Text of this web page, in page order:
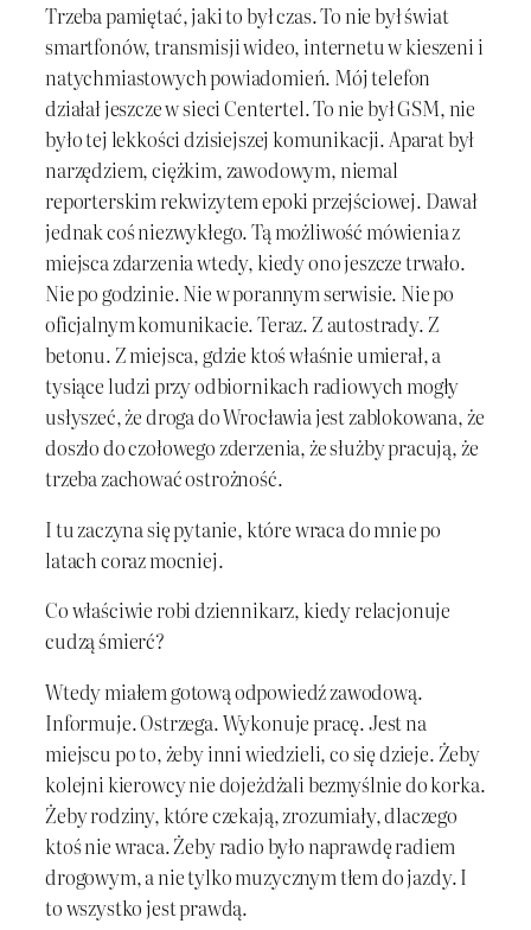
Trzeba pamiętać, jaki to był czas. To nie był świat
smartfonów, transmisji wideo, internetu w kieszeni i
natychmiastowych powiadomień. Mój telefon
działał jeszcze w sieci Centertel. To nie był GSM, nie
było tej lekkości dzisiejszej komunikacji. Aparat był
narzędziem, ciężkim, zawodowym, niemal
reporterskim rekwizytem epoki przejściowej. Dawał
jednak coś niezwykłego. Tą możliwość mówienia z
miejsca zdarzenia wtedy, kiedy ono jeszcze trwało.
Nie po godzinie. Nie w porannym serwisie. Nie po
oficjalnym komunikacie. Teraz. Z autostrady. Z
betonu. Z miejsca, gdzie ktoś właśnie umierał, a
tysiące ludzi przy odbiornikach radiowych mogły
usłyszeć, że droga do Wrocławia jest zablokowana, że
doszło do czołowego zderzenia, że służby pracują, że
trzeba zachować ostrożność.
I tu zaczyna się pytanie, które wraca do mnie po
latach coraz mocniej.
Co właściwie robi dziennikarz, kiedy relacjonuje
cudzą śmierć?
Wtedy miałem gotową odpowiedź zawodową.
Informuje. Ostrzega. Wykonuje pracę. Jest na
miejscu po to, żeby inni wiedzieli, co się dzieje. Żeby
kolejni kierowcy nie dojeżdżali bezmyślnie do korka.
Żeby rodziny, które czekają, zrozumiały, dlaczego
ktoś nie wraca. Żeby radio było naprawdę radiem
drogowym, a nie tylko muzycznym tłem do jazdy. I
to wszystko jest prawdą.